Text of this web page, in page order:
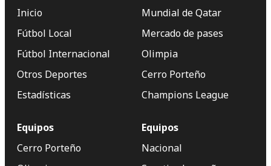
Inicio
Fútbol Local
Fútbol Internacional
Otros Deportes
Estadísticas
Mundial de Qatar
Mercado de pases
Olimpia
Cerro Porteño
Champions League
Equipos
Cerro Porteño
Equipos
Nacional